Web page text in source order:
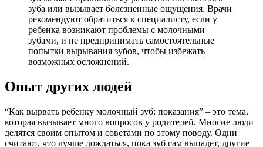
зуба или вызывает болезненные ощущения. Врачи
рекомендуют обратиться к специалисту, если у
ребенка возникают проблемы с молочными
зубами, и не предпринимать самостоятельные
попытки вырывания зубов, чтобы избежать
возможных осложнений.
Опыт других людей
“Как вырвать ребенку молочный зуб: показания” – это тема,
которая вызывает много вопросов у родителей. Многие люди
делятся своим опытом и советами по этому поводу. Одни
считают, что лучше дождаться, пока зуб сам выпадет, другие